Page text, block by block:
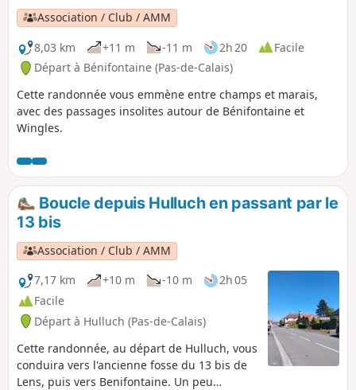
Association / Club / AMM
8,03 km
+11 m -11 m 2h 20
Facile
Départ à Bénifontaine (Pas-de-Calais)
Cette randonnée vous emmène entre champs et marais,
avec des passages insolites autour de Bénifontaine et
Wingles.
Boucle depuis Hulluch en passant par le
13 bis
Association / Club / AMM
7,17 km
+10 m -10 m
2h 05
Facile
Départ à Hulluch (Pas-de-Calais)
Cette randonnée, au départ de Hulluch, vous
conduira vers l'ancienne fosse du 13 bis de
Lens, puis vers Benifontaine. Un peu